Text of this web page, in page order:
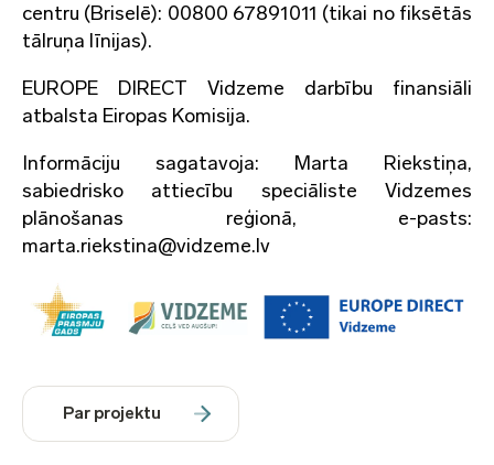
centru (Briselē): 00800 67891011 (tikai no fiksētās
tālruņa līnijas).
EUROPE DIRECT Vidzeme darbību finansiāli
atbalsta Eiropas Komisija.
Informāciju sagatavoja: Marta Riekstiņa,
sabiedrisko attiecību speciāliste Vidzemes
plānošanas reģionā, e-pasts:
marta.riekstina@vidzeme.lv
Par projektu